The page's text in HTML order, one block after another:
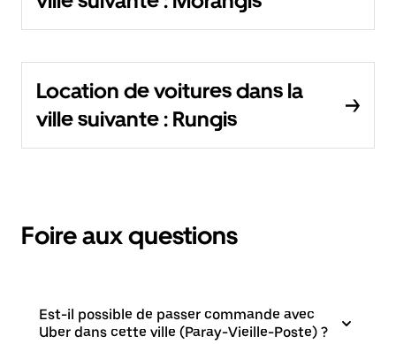
Location de voitures dans la
ville suivante : Rungis
Foire aux questions
Est-il possible de passer commande avec
Uber dans cette ville (Paray-Vieille-Poste) ?